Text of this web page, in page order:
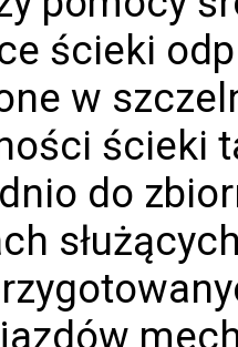
ścieki
w
ścieki
do